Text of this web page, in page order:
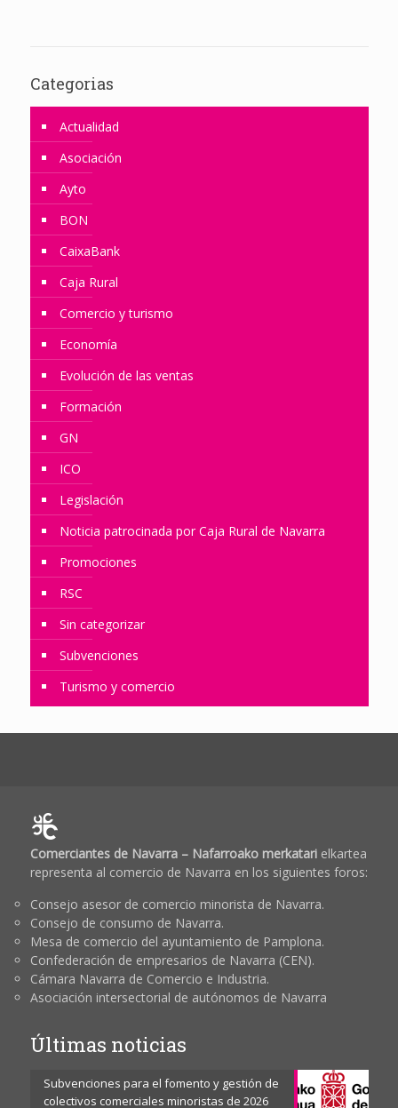
Categorias
Actualidad
Asociación
Ayto
BON
CaixaBank
Caja Rural
Comercio y turismo
Economía
Evolución de las ventas
Formación
GN
ICO
Legislación
Noticia patrocinada por Caja Rural de Navarra
Promociones
RSC
Sin categorizar
Subvenciones
Turismo y comercio
Comerciantes de Navarra – Nafarroako merkatarielkartea
representa al comercio de Navarra en los siguientes foros:
Consejo asesor de comercio minorista de Navarra.
Consejo de consumo de Navarra.
Mesa de comercio del ayuntamiento de Pamplona.
Confederación de empresarios de Navarra (CEN).
Cámara Navarra de Comercio e Industria.
Asociación intersectorial de autónomos de Navarra
Últimas noticias
Subvenciones para el fomento y gestión de
colectivos comerciales minoristas de 2026